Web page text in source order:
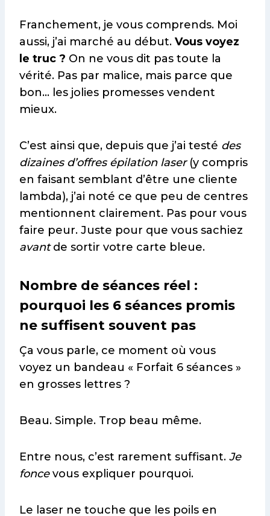
Franchement, je vous comprends. Moi
aussi, j’ai marché au début. Vous voyez
le truc ? On ne vous dit pas toute la
vérité. Pas par malice, mais parce que
bon… les jolies promesses vendent
mieux.
C’est ainsi que, depuis que j’ai testé des
dizaines d’offres épilation laser(y compris
en faisant semblant d’être une cliente
lambda), j’ai noté ce que peu de centres
mentionnent clairement. Pas pour vous
faire peur. Juste pour que vous sachiez
avantde sortir votre carte bleue.
Nombre de séances réel :
pourquoi les 6 séances promis
ne suffisent souvent pas
Ça vous parle, ce moment où vous
voyez un bandeau « Forfait 6 séances »
en grosses lettres ?
Beau. Simple. Trop beau même.
Entre nous, c’est rarement suffisant. Je
foncevous expliquer pourquoi.
Le laser ne touche que les poils en